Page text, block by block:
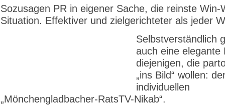
Sozusagen PR in eigener Sache, die reinste Win-
Situation. Effektiver und zielgerichteter als jeder
Selbstverständlich
auch eine elegante
diejenigen, die
„ins Bild“ wollen:
individuellen
„Mönchengladbacher-RatsTV-Nikab“.